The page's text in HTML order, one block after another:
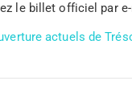
le billet officiel par e-
actuels de